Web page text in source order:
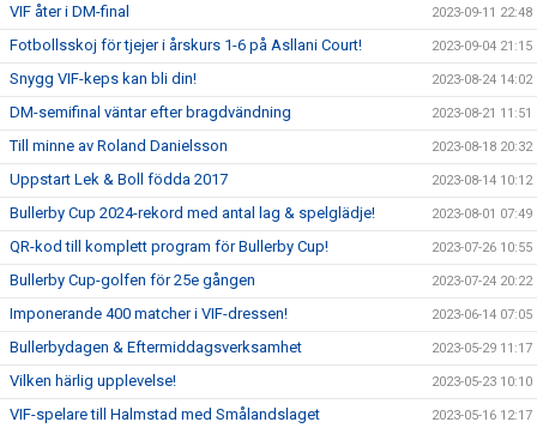
VIF åter i DM-final 2023-09-11 22:48
Fotbollsskoj för tjejer i årskurs 1-6 på Asllani Court! 2023-09-04 21:15
Snygg VIF-keps kan bli din! 2023-08-24 14:02
DM-semifinal väntar efter bragdvändning 2023-08-21 11:51
Till minne av Roland Danielsson 2023-08-18 20:32
Uppstart Lek & Boll födda 2017 2023-08-14 10:12
Bullerby Cup 2024-rekord med antal lag & spelglädje! 2023-08-01 07:49
QR-kod till komplett program för Bullerby Cup! 2023-07-26 10:55
Bullerby Cup-golfen för 25e gången 2023-07-24 20:22
Imponerande 400 matcher i VIF-dressen! 2023-06-14 07:05
Bullerbydagen & Eftermiddagsverksamhet 2023-05-29 11:17
Vilken härlig upplevelse! 2023-05-23 10:10
VIF-spelare till Halmstad med Smålandslaget 2023-05-16 12:17